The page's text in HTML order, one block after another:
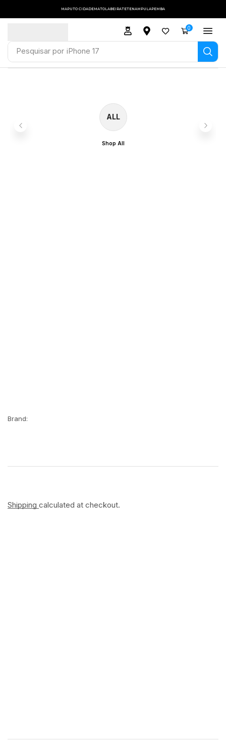
MAPUTO CIDADEMATOLABEIRATETENAMPULAPEMBA
Pesquisar por iPhone 17
0
ALL
Shop All
Brand:
Shipping calculated at checkout.